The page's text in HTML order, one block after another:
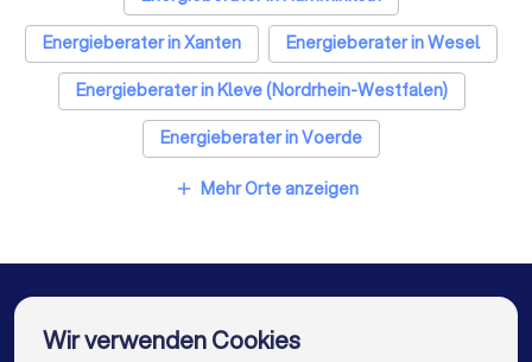
Energieberater in Xanten
Energieberater in Wesel
Energieberater in Kleve (Nordrhein-Westfalen)
Energieberater in Voerde
Energieberater in Borken (Nordrhein-Westfalen)
Energieberater in Berlin
add Mehr Orte anzeigen
Wir verwenden Cookies